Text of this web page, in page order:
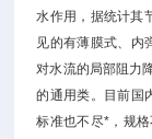
水作用，据统计其
见的有薄膜式、内
对水流的局部阻力
的通用类。目前国
标准也不尽*，规